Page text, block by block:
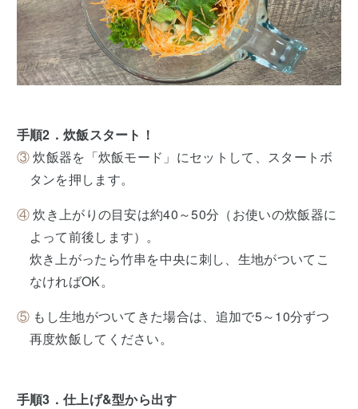
手順2．炊飯スタート！
③炊飯器を「炊飯モード」にセットして、スタートボ
タンを押します。
④炊き上がりの目安は約40～50分（お使いの炊飯器に
よって前後します）。
炊き上がったら竹串を中央に刺し、生地がついてこ
なければOK。
⑤もし生地がついてきた場合は、追加で5～10分ずつ
再度炊飯してください。
手順3．仕上げ&型から出す